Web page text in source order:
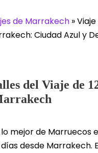
de Marrakech »Viaje
Ciudad Azul y
del Viaje de
mejor de Marruecos
días desde Marrakech.